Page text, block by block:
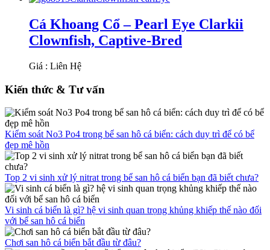
Cá Khoang Cổ – Pearl Eye Clarkii
Clownfish, Captive-Bred
Giá : Liên Hệ
Kiến thức & Tư vấn
Kiểm soát No3 Po4 trong bể san hô cá biển: cách duy trì để có bể
đẹp mê hồn
Top 2 vi sinh xử lý nitrat trong bể san hô cá biển bạn đã biết chưa?
Vi sinh cá biển là gì? hệ vi sinh quan trọng khủng khiếp thế nào đối
với bể san hô cá biển
Chơi san hô cá biển bắt đầu từ đâu?